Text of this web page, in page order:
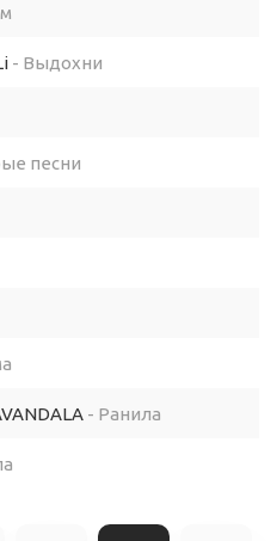
- Выдохни
песни
- Ранила